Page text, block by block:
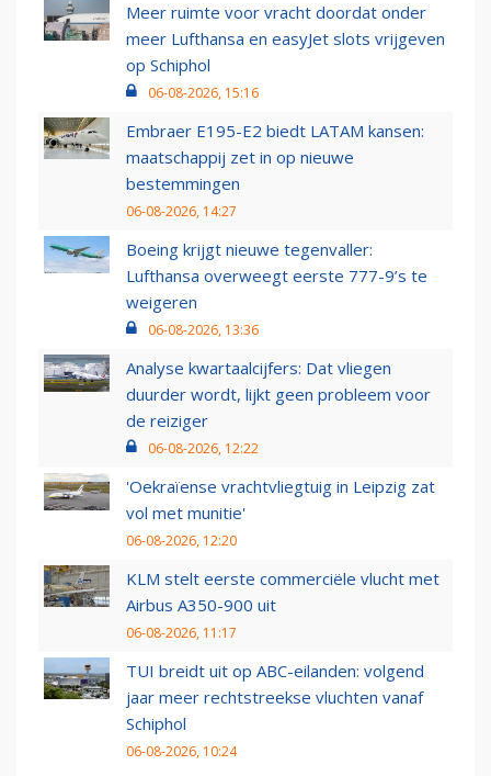
Meer ruimte voor vracht doordat onder
meer Lufthansa en easyJet slots vrijgeven
op Schiphol
06-08-2026, 15:16
Embraer E195-E2 biedt LATAM kansen:
maatschappij zet in op nieuwe
bestemmingen
06-08-2026, 14:27
Boeing krijgt nieuwe tegenvaller:
Lufthansa overweegt eerste 777-9’s te
weigeren
06-08-2026, 13:36
Analyse kwartaalcijfers: Dat vliegen
duurder wordt, lijkt geen probleem voor
de reiziger
06-08-2026, 12:22
'Oekraïense vrachtvliegtuig in Leipzig zat
vol met munitie'
06-08-2026, 12:20
KLM stelt eerste commerciële vlucht met
Airbus A350-900 uit
06-08-2026, 11:17
TUI breidt uit op ABC-eilanden: volgend
jaar meer rechtstreekse vluchten vanaf
Schiphol
06-08-2026, 10:24